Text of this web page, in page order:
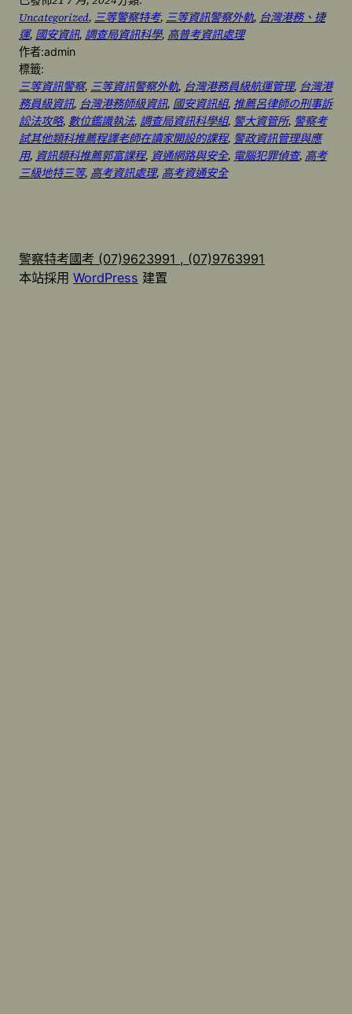
Uncategorized, 三等警察特考, 三等資訊警察外軌, 台灣港務、捷
運, 國安資訊, 調查局資訊科學, 高普考資訊處理
作者:admin
標籤:
三等資訊警察, 三等資訊警察外軌, 台灣港務員級航運管理, 台灣港
務員級資訊, 台灣港務師級資訊, 國安資訊組, 推薦呂律師の刑事訴
訟法攻略, 數位鑑識執法, 調查局資訊科學組, 警大資管所, 警察考
試其他類科推薦程譯老師在讀家開設的課程, 警政資訊管理與應
用, 資訊類科推薦郭富課程, 資通網路與安全, 電腦犯罪偵查, 高考
三級地特三等, 高考資訊處理, 高考資通安全
警察特考國考 (07)9623991 , (07)9763991
本站採用 WordPress 建置